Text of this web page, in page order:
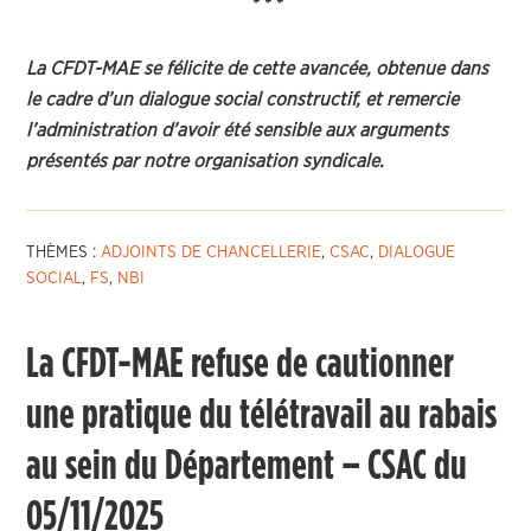
* * *
La CFDT-MAE se félicite de cette avancée, obtenue dans
le cadre d’un dialogue social constructif, et remercie
l’administration d’avoir été sensible aux arguments
présentés par notre organisation syndicale.
THÈMES :ADJOINTS DE CHANCELLERIE,CSAC, DIALOGUE
SOCIAL, FS, NBI
La CFDT-MAE refuse de cautionner
une pratique du télétravail au rabais
au sein du Département – CSAC du
05/11/2025